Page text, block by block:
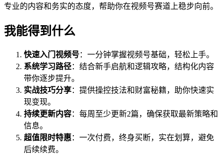
专业的内容和务实的态度，帮助你在视频号赛道上稳步向前。
我能得到什么
快速入门视频号：一分钟掌握视频号基础，轻松上手。
系统学习路径：结合新手启航和逻辑攻略，结构化内容
带你逐步提升。
实战技巧分享：提供操控技法和财富秘籍，助你快速实
现变现。
持续更新内容：每周至少更新2篇，确保获取最新策略和
信息。
超值限时特惠：一次付费，终身买断，实在划算，避免
后续续费。